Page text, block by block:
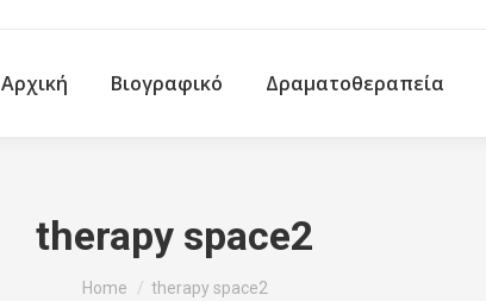
Αρχική Βιογραφικό Δραματοθεραπεία
therapy space2
You are here:
Home therapy space2